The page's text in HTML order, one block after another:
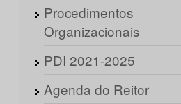
Procedimentos
Organizacionais
PDI 2021-2025
Agenda do Reitor